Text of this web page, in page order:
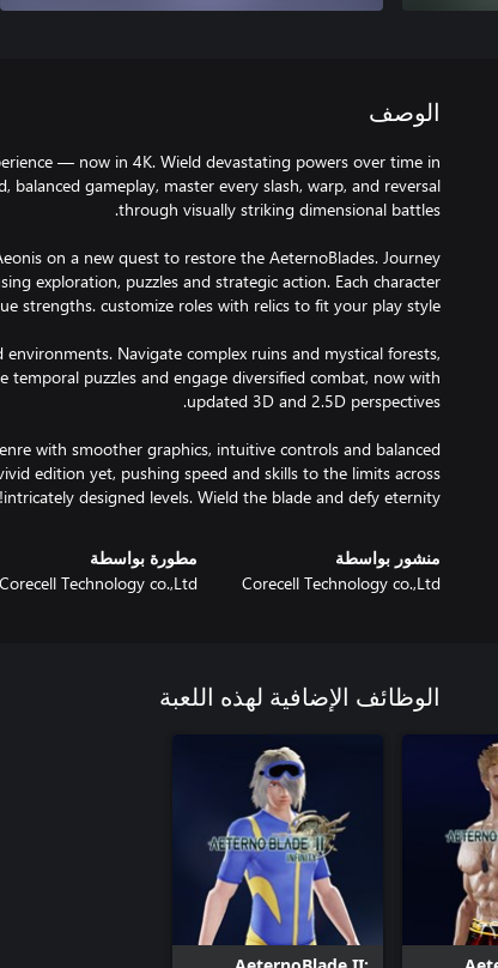
الوصف
— now in 4K. Wield devastating powers over time in
balanced gameplay, master every slash, warp, and reversal
on a new quest to restore the AeternoBlades. Journey
exploration, puzzles and strategic action. Each character
Navigate complex ruins and mystical forests,
temporal puzzles and engage diversified combat, now with
with smoother graphics, intuitive controls and balanced
edition yet, pushing speed and skills to the limits across
intricately designed levels. Wield the blade and defy eternity!
منشور بواسطة
Corecell Technology co.,Ltd
مطورة بواسطة
Corecell Technology co.,Ltd
الوظائف الإضافية لهذه اللعبة